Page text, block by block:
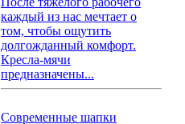
каждый из нас мечтает о
том, чтобы ощутить
долгожданный комфорт.
Кресла-мячи
предназначены...
Современные шапки